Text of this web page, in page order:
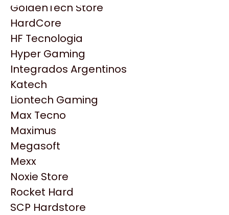
HP
HyperX
INNO3D
Intel
Kingston
Lenovo
Logitech
MSI
NVIDIA GeForce
NZXT
PNY
Palit
Philips
GoldenTech Store
HardCore
HF Tecnologia
Hyper Gaming
Integrados Argentinos
Katech
Liontech Gaming
Max Tecno
Maximus
Megasoft
Mexx
Noxie Store
Rocket Hard
SCP Hardstore
Productos
Similares
Explorá más productos similares